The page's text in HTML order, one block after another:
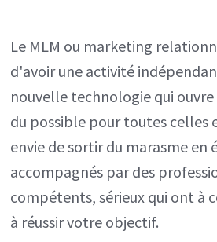
Le MLM ou marketing
d'avoir une activité
nouvelle technologie qui
du possible pour toutes celles
envie de sortir du marasme en
accompagnés par des
compétents, sérieux qui ont à
à réussir votre objectif.